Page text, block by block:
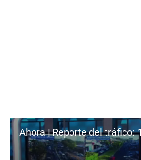
n
d
s
Ahora | Reporte del tráfico: